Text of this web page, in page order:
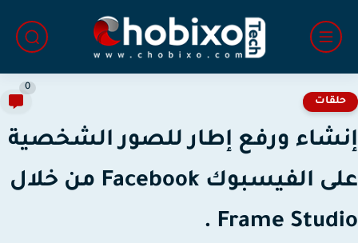
ورفع إطار للصور الشخصية
على الفيسبوك Facebook من خلال
Frame